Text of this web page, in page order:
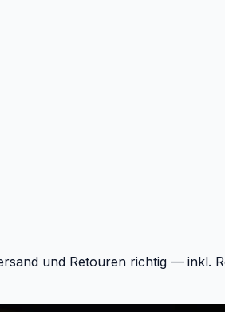
und Retouren richtig — inkl.